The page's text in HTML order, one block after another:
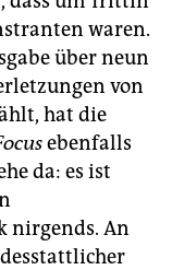
waren.
über neun
von
hat die
ebenfalls
da: es ist
nirgends. An